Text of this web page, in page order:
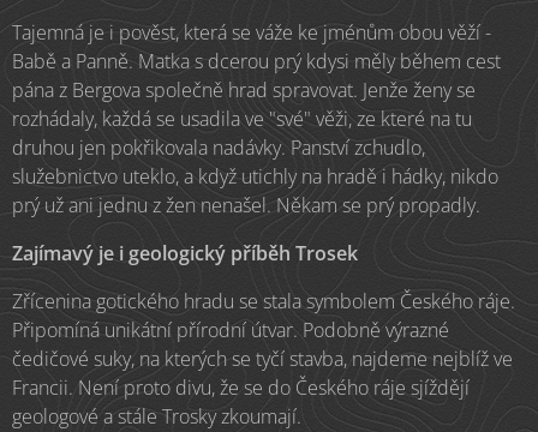
Tajemná je i pověst, která se váže ke jménům obou věží -
Babě a Panně. Matka s dcerou prý kdysi měly během cest
pána z Bergova společně hrad spravovat. Jenže ženy se
rozhádaly, každá se usadila ve "své" věži, ze které na tu
druhou jen pokřikovala nadávky. Panství zchudlo,
služebnictvo uteklo, a když utichly na hradě i hádky, nikdo
prý už ani jednu z žen nenašel. Někam se prý propadly.
Zajímavý je i geologický příběh Trosek
Zřícenina gotického hradu se stala symbolem Českého ráje.
Připomíná unikátní přírodní útvar. Podobně výrazné
čedičové suky, na kterých se tyčí stavba, najdeme nejblíž ve
Francii. Není proto divu, že se do Českého ráje sjíždějí
geologové a stále Trosky zkoumají.